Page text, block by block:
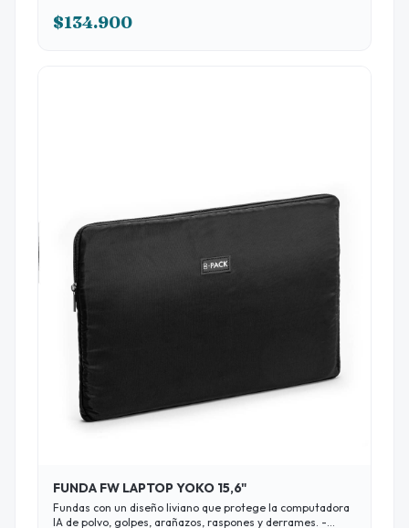
estilo. Sus dimensiones son 29,5 x 10,5 x 42 cm
$134.900
FUNDA FW LAPTOP YOKO 15,6"
Fundas con un diseño liviano que protege la computadora
lA de polvo, golpes, arañazos, raspones y derrames. -